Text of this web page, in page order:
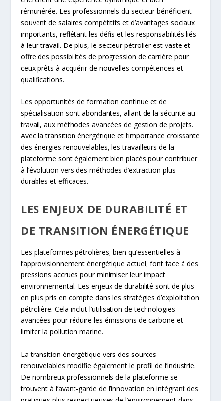
rémunérée. Les professionnels du secteur bénéficient
souvent de salaires compétitifs et d’avantages sociaux
importants, reflétant les défis et les responsabilités liés
à leur travail. De plus, le secteur pétrolier est vaste et
offre des possibilités de progression de carrière pour
ceux prêts à acquérir de nouvelles compétences et
qualifications.
Les opportunités de formation continue et de
spécialisation sont abondantes, allant de la sécurité au
travail, aux méthodes avancées de gestion de projets.
Avec la transition énergétique et l’importance croissante
des énergies renouvelables, les travailleurs de la
plateforme sont également bien placés pour contribuer
à l’évolution vers des méthodes d’extraction plus
durables et efficaces.
LES ENJEUX DE DURABILITÉ ET
DE TRANSITION ÉNERGÉTIQUE
Les plateformes pétrolières, bien qu’essentielles à
l’approvisionnement énergétique actuel, font face à des
pressions accrues pour minimiser leur impact
environnemental. Les enjeux de durabilité sont de plus
en plus pris en compte dans les stratégies d’exploitation
pétrolière. Cela inclut l’utilisation de technologies
avancées pour réduire les émissions de carbone et
limiter la pollution marine.
La transition énergétique vers des sources
renouvelables modifie également le profil de l’industrie.
De nombreux professionnels de la plateforme se
trouvent à l’avant-garde de l’innovation en intégrant des